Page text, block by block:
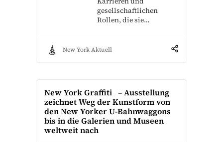
gesellschaftlichen
Rollen, die sie…
New York Aktuell
New York Graffiti – Ausstellung
zeichnet Weg der Kunstform von
den New Yorker U-Bahnwaggons
bis in die Galerien und Museen
weltweit nach